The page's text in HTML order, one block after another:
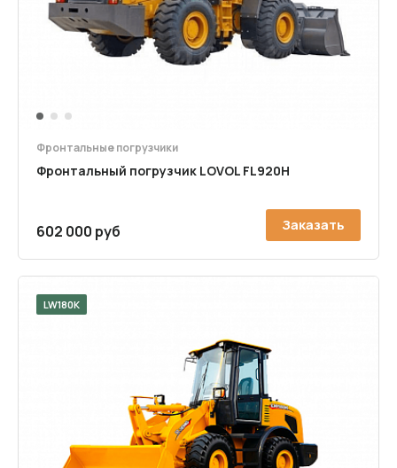
1 2 3
Фронтальные погрузчики
Фронтальный погрузчик LOVOL FL920H
602 000 руб Заказать
LW180K